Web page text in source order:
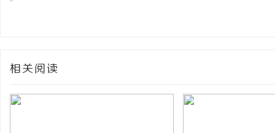
相关阅读